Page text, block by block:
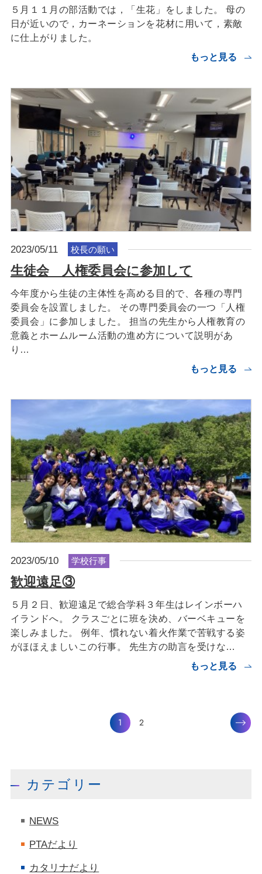
５月１１月の部活動では，「生花」をしました。 母の
日が近いので，カーネーションを花材に用いて，素敵
に仕上がりました。
もっと見る
2023/05/11 校長の願い
生徒会 人権委員会に参加して
今年度から生徒の主体性を高める目的で、各種の専門
委員会を設置しました。 その専門委員会の一つ「人権
委員会」に参加しました。 担当の先生から人権教育の
意義とホームルーム活動の進め方について説明があ
り…
もっと見る
2023/05/10 学校行事
歓迎遠足③
５月２日、歓迎遠足で総合学科３年生はレインボーハ
イランドへ。 クラスごとに班を決め、バーベキューを
楽しみました。 例年、慣れない着火作業で苦戦する姿
がほほえましいこの行事。 先生方の助言を受けな…
もっと見る
1 2
カテゴリー
NEWS
PTAだより
カタリナだより